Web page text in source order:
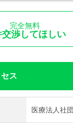
完全無料
交渉してほしい
ス
医療法人社